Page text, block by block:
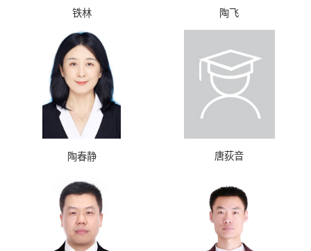
铁林 陶飞
陶春静 唐荻音